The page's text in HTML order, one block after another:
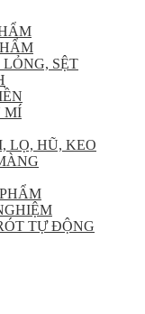
SỆT
MÍ
LỌ, HŨ, KEO
TỰ ĐỘNG